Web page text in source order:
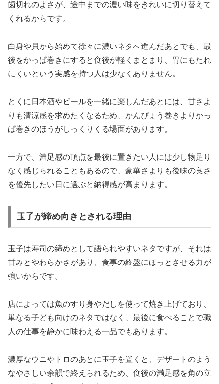
歯切れのよさが、途中までの濃い味をきれいに切り替えて
くれるからです。
白身や貝から始めて徐々に濃いネタへ進んだあとでも、最
後をかっぱ巻きにすると食後が軽くまとまり、胃にもたれ
にくいという実感を持つ人は少なくありません。
とくに日本酒やビールを一緒に楽しんだあとには、甘さよ
りも清涼感を求めたくなるため、かんぴょう巻きよりかっ
ぱ巻きのほうがしっくりくる場面があります。
一方で、満足感の頂点を最後に置きたい人には少し物足り
なく感じられることもあるので、豪華さよりも後味の良さ
を優先したい日に選ぶと納得感が高まります。
玉子が締め向きとされる理由
玉子は寿司の締めとして語られやすいネタですが、それは
甘みとやわらかさがあり、食事の終盤にほっとさせる力が
強いからです。
店によっては魚のすり身やだしを使って焼き上げており、
単なる子ども向けのネタではなく、最後に食べることで職
人の仕事を静かに味わえる一品でもあります。
濃厚なウニやトロのあとに玉子を置くと、デザートのよう
なやさしい余韻で終えられるため、食後の満足感を角の立